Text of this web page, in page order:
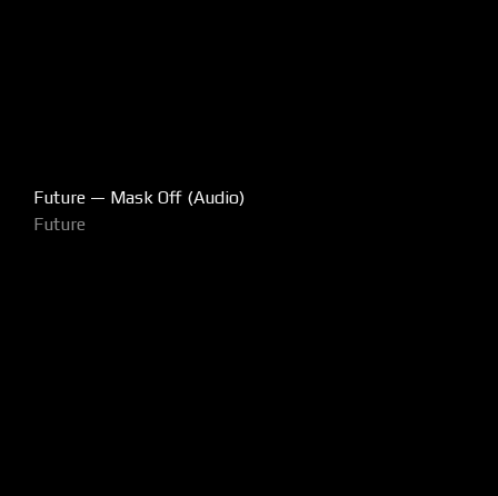
Future — Mask Off (Audio)
Future